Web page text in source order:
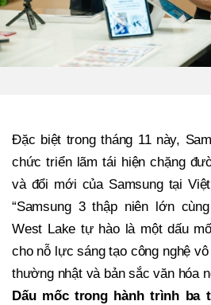
Đặc biệt trong tháng 11 này,
chức triển lãm tái hiện chặng
và đổi mới của Samsung tại
“Samsung 3 thập niên lớn
West Lake tự hào là một dấu
cho nỗ lực sáng tạo công nghệ
thường nhật và bản sắc văn hóa
Dấu mốc trong hành trình ba